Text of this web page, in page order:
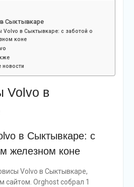
Сыктывкаре
Volvo в Сыктывкаре: с заботой о
коне
новости
Volvo в
в Сыктывкаре: с
железном коне
Volvo в Сыктывкаре,
сайтом. Orghost собрал 1